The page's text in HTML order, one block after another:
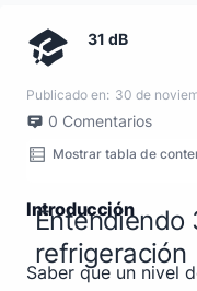
31 dB
Publicado en: 30 de
0 Comentarios
Mostrar tabla de
Introducción
Entendiendo
refrigeración
Saber que un nivel